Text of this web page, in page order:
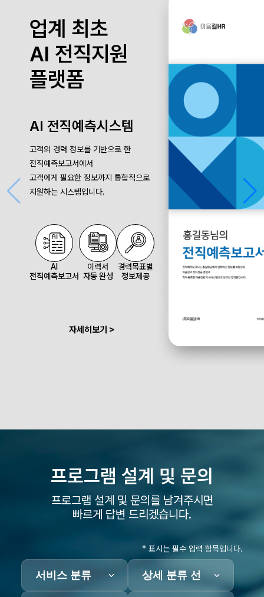
업계 최초
AI 전직지원
플랫폼
AI 전직예측시스템
고객의 경력 정보를 기반으로 한
전직예측보고서에서
고객에게 필요한 정보까지 통합적으로
지원하는 시스템입니다.
AI
전직예측보고서
이력서
자동 완성
경력목표별
정보제공
자세히보기 >
프로그램 설계 및 문의
프로그램 설계 및 문의를 남겨주시면
빠르게 답변 드리겠습니다.
* 표시는 필수 입력 항목입니다.